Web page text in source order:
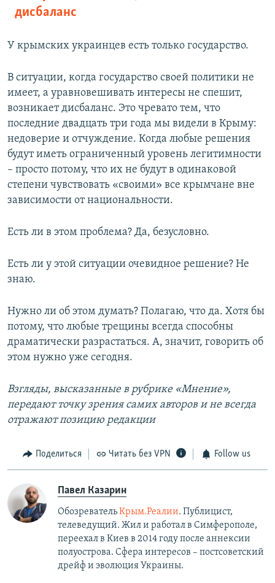
дисбаланс
У крымских украинцев есть только государство.
В ситуации, когда государство своей политики не
имеет, а уравновешивать интересы не спешит,
возникает дисбаланс. Это чревато тем, что
последние двадцать три года мы видели в Крыму:
недоверие и отчуждение. Когда любые решения
будут иметь ограниченный уровень легитимности
– просто потому, что их не будут в одинаковой
степени чувствовать «своими» все крымчане вне
зависимости от национальности.
Есть ли в этом проблема? Да, безусловно.
Есть ли у этой ситуации очевидное решение? Не
знаю.
Нужно ли об этом думать? Полагаю, что да. Хотя бы
потому, что любые трещины всегда способны
драматически разрастаться. А, значит, говорить об
этом нужно уже сегодня.
Взгляды, высказанные в рубрике «Мнение»,
передают точку зрения самих авторов и не всегда
отражают позицию редакции
Поделиться Читать без VPN Follow us
Павел Казарин
ОбозревательКрым.Реалии. Публицист,
телеведущий. Жил и работал в Симферополе,
переехал в Киев в 2014 году после аннексии
полуострова. Сфера интересов – постсоветский
дрейф и эволюция Украины.